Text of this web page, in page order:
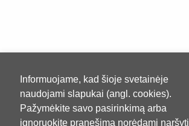
Informuojame, kad šioje svetainėje
naudojami slapukai (angl. cookies).
Pažymėkite savo pasirinkimą arba
ignoruokite pranešimą norėdami naršyti